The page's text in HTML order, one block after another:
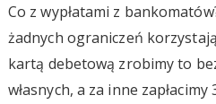
Co z wypłatami z
żadnych ograniczeń
kartą debetową zrobimy to
własnych, a za inne